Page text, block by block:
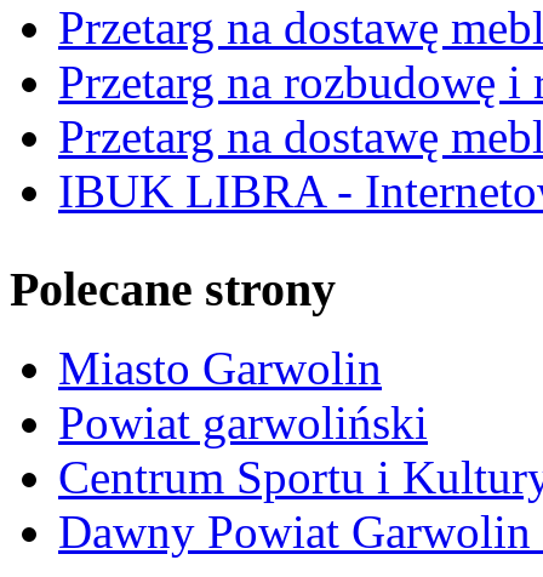
Przetarg na dostawę
Przetarg na rozbudowę
Przetarg na dostawę
IBUK LIBRA -
Polecane strony
Miasto Garwolin
Powiat garwoliński
Centrum Sportu i
Dawny Powiat